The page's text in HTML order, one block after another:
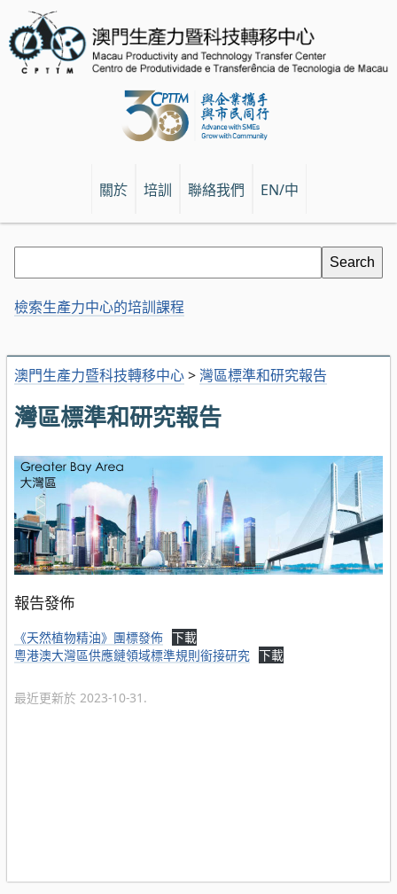
關於 培訓 聯絡我們 EN/中
澳門生產力暨科技轉移中心> 灣區標準和研究報告
灣區標準和研究報告
報告發佈
《天然植物精油》團標發佈 下載
粵港澳大灣區供應鏈領域標準規則銜接研究 下載
最近更新於 2023-10-31.
檢索生產力中心的培訓課程